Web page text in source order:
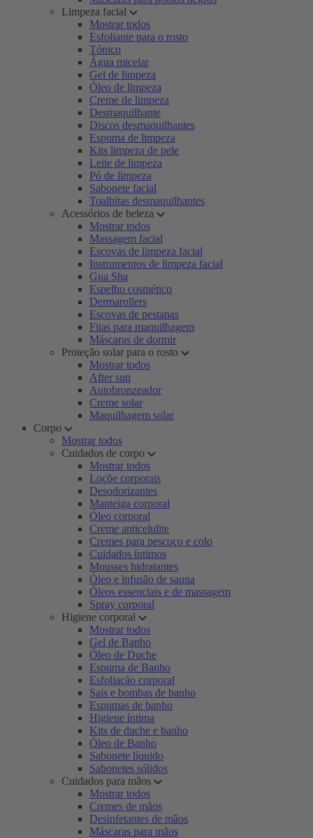
Limpeza facial
Mostrar todos
Esfoliante para o rosto
Tónico
Água micelar
Gel de limpeza
Óleo de limpeza
Creme de limpeza
Desmaquilhante
Discos desmaquilhantes
Espuma de limpeza
Kits limpeza de pele
Leite de limpeza
Pó de limpeza
Sabonete facial
Toalhitas desmaquilhantes
Acessórios de beleza
Mostrar todos
Massagem facial
Escovas de limpeza facial
Instrumentos de limpeza facial
Gua Sha
Espelho cosmético
Dermarollers
Escovas de pestanas
Fitas para maquilhagem
Máscaras de dormir
Proteção solar para o rosto
Mostrar todos
After sun
Autobronzeador
Creme solar
Maquilhagem solar
Corpo
Mostrar todos
Cuidados de corpo
Mostrar todos
Loçõe corporais
Desodorizantes
Manteiga corporal
Óleo corporal
Creme anticelulite
Cremes para pescoço e colo
Cuidados íntimos
Mousses hidratantes
Óleo e infusão de sauna
Óleos essenciais e de massagem
Spray corporal
Higiene corporal
Mostrar todos
Gel de Banho
Óleo de Duche
Espuma de Banho
Esfoliação corporal
Sais e bombas de banho
Espumas de banho
Higiene íntima
Kits de duche e banho
Óleo de Banho
Sabonete líquido
Sabonetes sólidos
Cuidados para mãos
Mostrar todos
Cremes de mãos
Desinfetantes de mãos
Máscaras para mãos